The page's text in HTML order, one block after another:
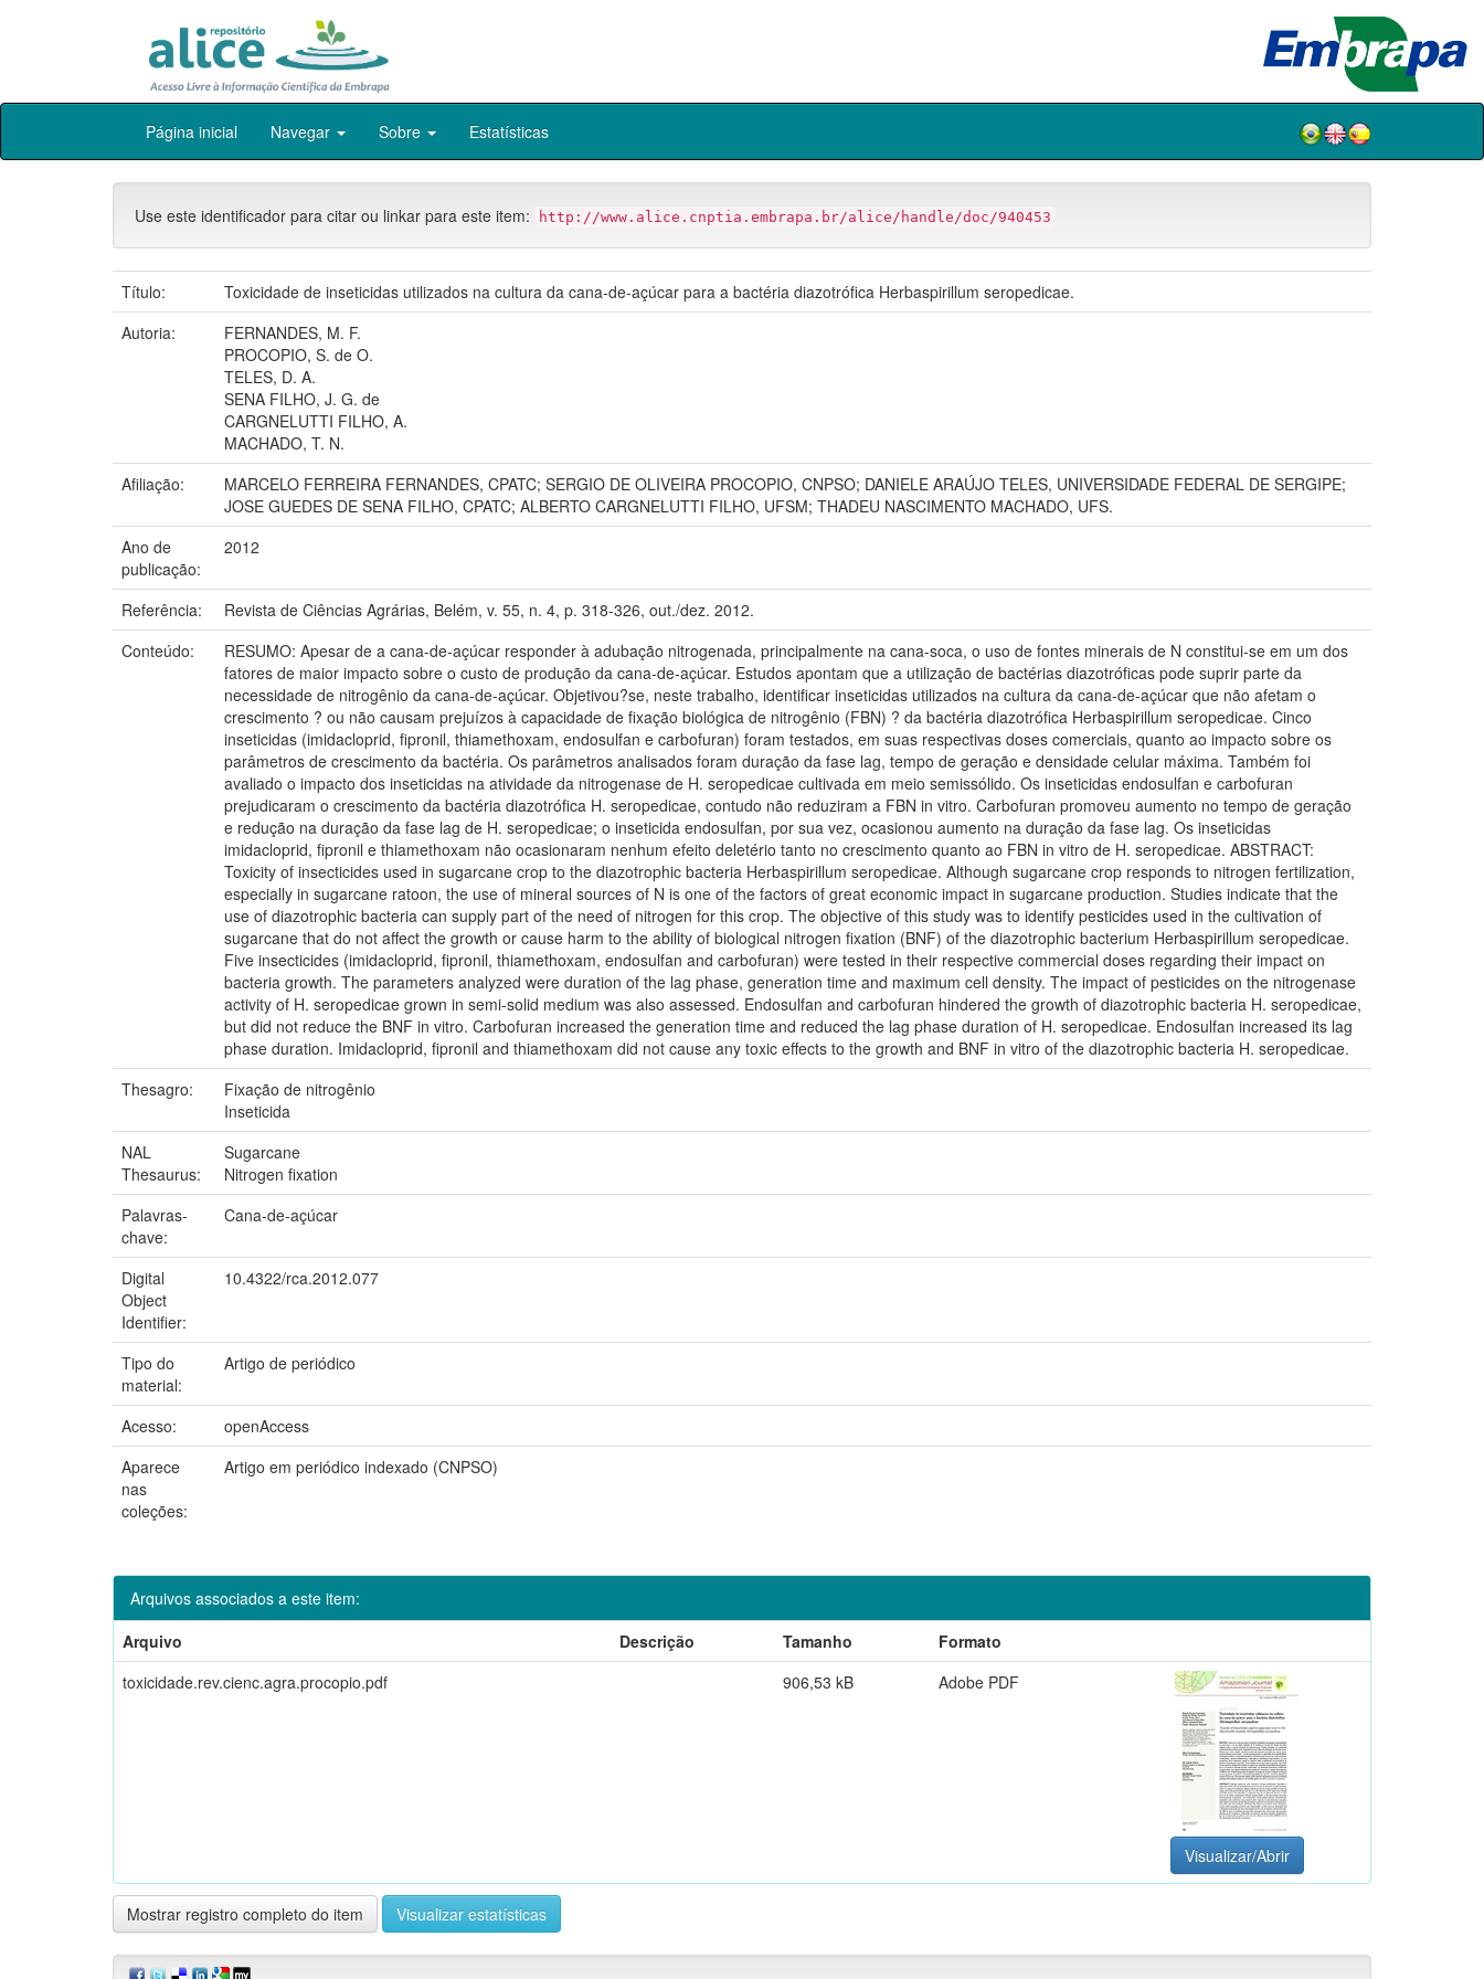
Skip
Página inicial Navegar Sobre Estatísticas
Use este identificador para citar ou linkar para este item: http://www.alice.cnptia.embrapa.br/alice/handle/doc/940453
Título:
Toxicidade de inseticidas utilizados na cultura da cana-de-açúcar para a bactéria diazotrófica Herbaspirillum seropedicae.
Autoria:
FERNANDES, M. F.
PROCOPIO, S. de O.
TELES, D. A.
SENA FILHO, J. G. de
CARGNELUTTI FILHO, A.
MACHADO, T. N.
Afiliação:
MARCELO FERREIRA FERNANDES, CPATC; SERGIO DE OLIVEIRA PROCOPIO, CNPSO; DANIELE ARAÚJO TELES, UNIVERSIDADE FEDERAL DE SERGIPE;
JOSE GUEDES DE SENA FILHO, CPATC; ALBERTO CARGNELUTTI FILHO, UFSM; THADEU NASCIMENTO MACHADO, UFS.
Ano de
publicação:
2012
Referência:
Revista de Ciências Agrárias, Belém, v. 55, n. 4, p. 318-326, out./dez. 2012.
Conteúdo:
RESUMO: Apesar de a cana-de-açúcar responder à adubação nitrogenada, principalmente na cana-soca, o uso de fontes minerais de N constitui-se em um dos
fatores de maior impacto sobre o custo de produção da cana-de-açúcar. Estudos apontam que a utilização de bactérias diazotróficas pode suprir parte da
necessidade de nitrogênio da cana-de-açúcar. Objetivou?se, neste trabalho, identificar inseticidas utilizados na cultura da cana-de-açúcar que não afetam o
crescimento ? ou não causam prejuízos à capacidade de fixação biológica de nitrogênio (FBN) ? da bactéria diazotrófica Herbaspirillum seropedicae. Cinco
inseticidas (imidacloprid, fipronil, thiamethoxam, endosulfan e carbofuran) foram testados, em suas respectivas doses comerciais, quanto ao impacto sobre os
parâmetros de crescimento da bactéria. Os parâmetros analisados foram duração da fase lag, tempo de geração e densidade celular máxima. Também foi
avaliado o impacto dos inseticidas na atividade da nitrogenase de H. seropedicae cultivada em meio semissólido. Os inseticidas endosulfan e carbofuran
prejudicaram o crescimento da bactéria diazotrófica H. seropedicae, contudo não reduziram a FBN in vitro. Carbofuran promoveu aumento no tempo de geração
e redução na duração da fase lag de H. seropedicae; o inseticida endosulfan, por sua vez, ocasionou aumento na duração da fase lag. Os inseticidas
imidacloprid, fipronil e thiamethoxam não ocasionaram nenhum efeito deletério tanto no crescimento quanto ao FBN in vitro de H. seropedicae. ABSTRACT:
Toxicity of insecticides used in sugarcane crop to the diazotrophic bacteria Herbaspirillum seropedicae. Although sugarcane crop responds to nitrogen fertilization,
especially in sugarcane ratoon, the use of mineral sources of N is one of the factors of great economic impact in sugarcane production. Studies indicate that the
use of diazotrophic bacteria can supply part of the need of nitrogen for this crop. The objective of this study was to identify pesticides used in the cultivation of
sugarcane that do not affect the growth or cause harm to the ability of biological nitrogen fixation (BNF) of the diazotrophic bacterium Herbaspirillum seropedicae.
Five insecticides (imidacloprid, fipronil, thiamethoxam, endosulfan and carbofuran) were tested in their respective commercial doses regarding their impact on
bacteria growth. The parameters analyzed were duration of the lag phase, generation time and maximum cell density. The impact of pesticides on the nitrogenase
activity of H. seropedicae grown in semi-solid medium was also assessed. Endosulfan and carbofuran hindered the growth of diazotrophic bacteria H. seropedicae,
but did not reduce the BNF in vitro. Carbofuran increased the generation time and reduced the lag phase duration of H. seropedicae. Endosulfan increased its lag
phase duration. Imidacloprid, fipronil and thiamethoxam did not cause any toxic effects to the growth and BNF in vitro of the diazotrophic bacteria H. seropedicae.
Thesagro:
Fixação de nitrogênio
Inseticida
NAL
Thesaurus:
Sugarcane
Nitrogen fixation
Palavras-
chave:
Cana-de-açúcar
Digital
Object
Identifier:
10.4322/rca.2012.077
Tipo do
material:
Artigo de periódico
Acesso:
openAccess
Aparece
nas
coleções:
Artigo em periódico indexado (CNPSO)
Arquivos associados a este item:
Arquivo
Descrição Tamanho
Formato
toxicidade.rev.cienc.agra.procopio.pdf
906,53 kB Adobe PDF
Visualizar/Abrir
Mostrar registro completo do item Visualizar estatísticas